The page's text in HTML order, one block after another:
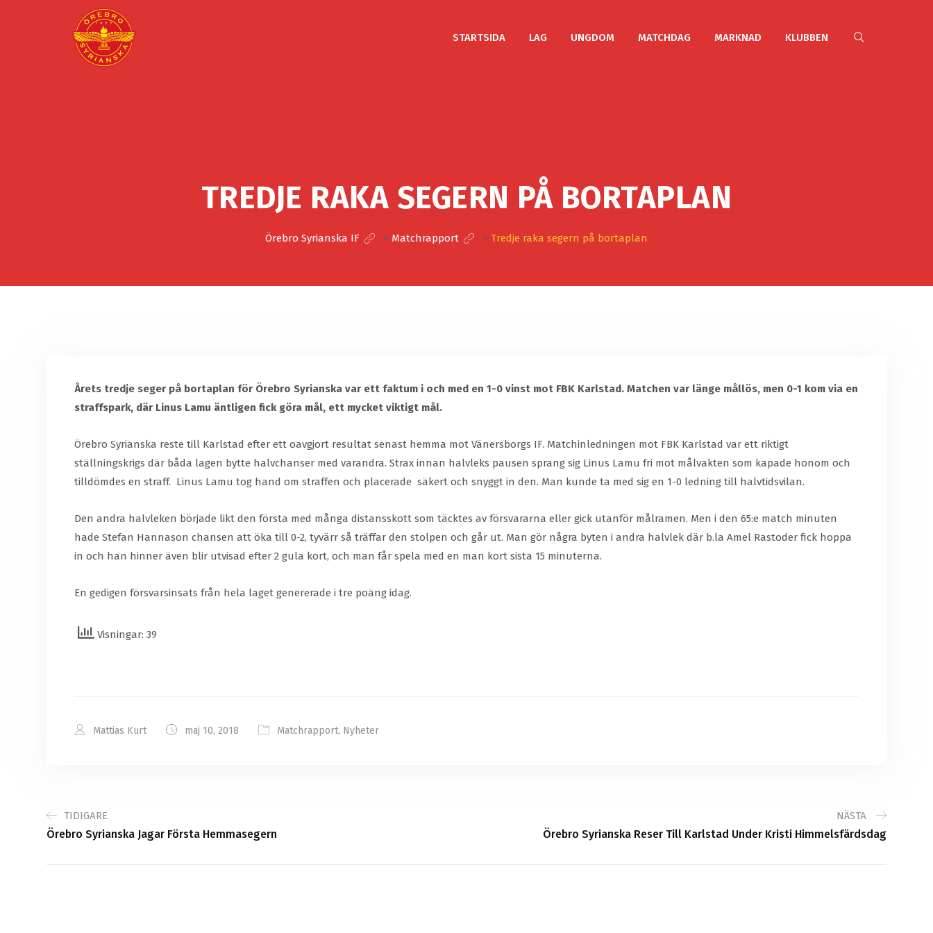
STARTSIDA LAG UNGDOM MATCHDAG MARKNAD KLUBBEN
TREDJE RAKA SEGERN PÅ BORTAPLAN
Örebro Syrianska IF > Matchrapport > Tredje raka segern på bortaplan
Årets tredje seger på bortaplan för Örebro Syrianska var ett faktum i och med en 1-0 vinst mot FBK Karlstad. Matchen var länge mållös, men 0-1 kom via en
straffspark, där Linus Lamu äntligen fick göra mål, ett mycket viktigt mål.
Örebro Syrianska reste till Karlstad efter ett oavgjort resultat senast hemma mot Vänersborgs IF. Matchinledningen mot FBK Karlstad var ett riktigt
ställningskrigs där båda lagen bytte halvchanser med varandra. Strax innan halvleks pausen sprang sig Linus Lamu fri mot målvakten som kapade honom och
tilldömdes en straff. Linus Lamu tog hand om straffen och placerade säkert och snyggt in den. Man kunde ta med sig en 1-0 ledning till halvtidsvilan.
Den andra halvleken började likt den första med många distansskott som täcktes av försvararna eller gick utanför målramen. Men i den 65:e match minuten
hade Stefan Hannason chansen att öka till 0-2, tyvärr så träffar den stolpen och går ut. Man gör några byten i andra halvlek där b.la Amel Rastoder fick hoppa
in och han hinner även blir utvisad efter 2 gula kort, och man får spela med en man kort sista 15 minuterna.
En gedigen försvarsinsats från hela laget genererade i tre poäng idag.
Visningar: 39
Mattias Kurt maj 10, 2018 Matchrapport, Nyheter
TIDIGARE
Örebro Syrianska Jagar Första Hemmasegern
NÄSTA
Örebro Syrianska Reser Till Karlstad Under Kristi Himmelsfärdsdag